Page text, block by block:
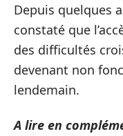
Depuis quelques
constaté que
des difficultés
devenant non
lendemain.
A lire en